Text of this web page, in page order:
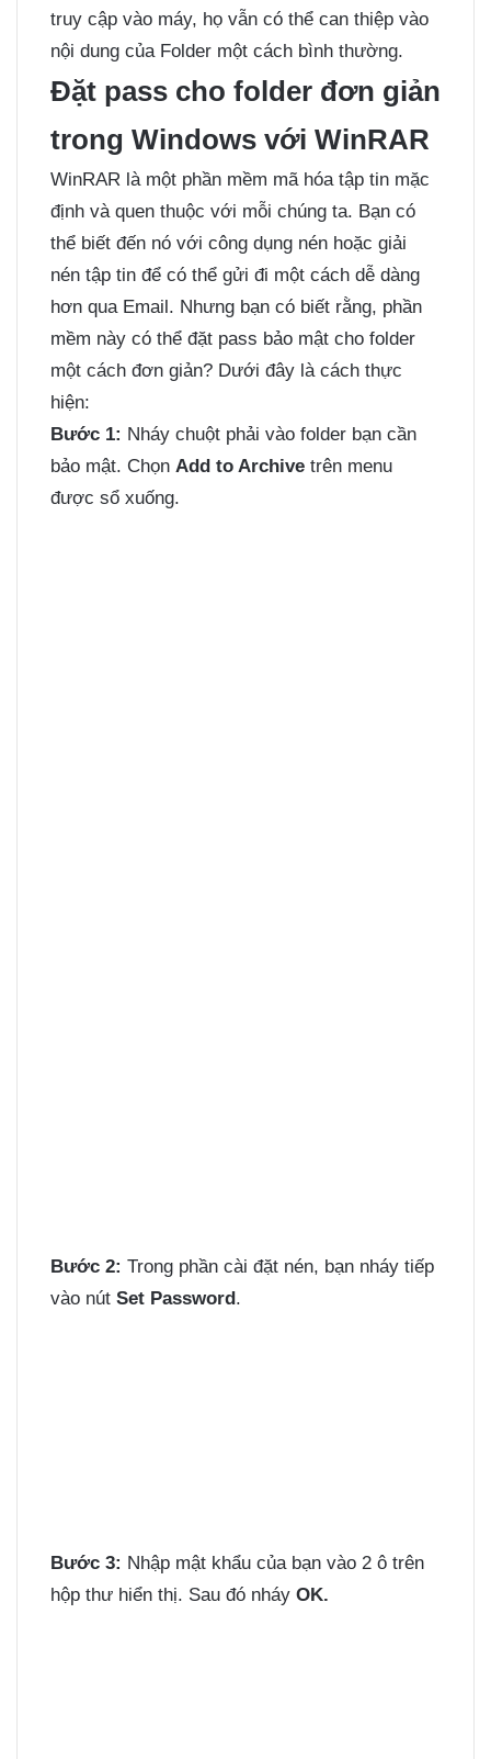
truy cập vào máy, họ vẫn có thể can thiệp vào
nội dung của Folder một cách bình thường.
Đặt pass cho folder đơn giản
trong Windows với WinRAR
WinRAR là một phần mềm mã hóa tập tin mặc
định và quen thuộc với mỗi chúng ta. Bạn có
thể biết đến nó với công dụng nén hoặc giải
nén tập tin để có thể gửi đi một cách dễ dàng
hơn qua Email. Nhưng bạn có biết rằng, phần
mềm này có thể đặt pass bảo mật cho folder
một cách đơn giản? Dưới đây là cách thực
hiện:
Bước 1: Nháy chuột phải vào folder bạn cần
bảo mật. Chọn Add to Archive trên menu
được sổ xuống.
Bước 2: Trong phần cài đặt nén, bạn nháy tiếp
vào nút Set Password.
Bước 3: Nhập mật khẩu của bạn vào 2 ô trên
hộp thư hiển thị. Sau đó nháy OK.